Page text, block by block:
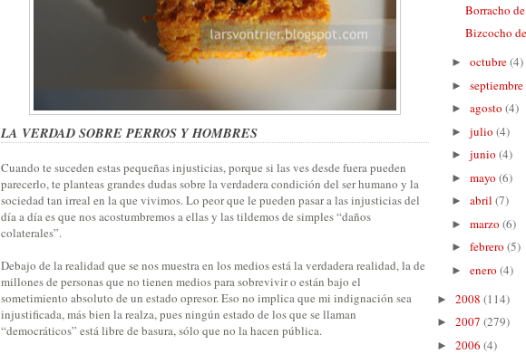
LA VERDAD SOBRE PERROS Y HOMBRES
Cuando te suceden estas pequeñas injusticias, porque si las ves desde fuera pueden
parecerlo, te planteas grandes dudas sobre la verdadera condición del ser humano y la
sociedad tan irreal en la que vivimos. Lo peor que le pueden pasar a las injusticias del
día a día es que nos acostumbremos a ellas y las tildemos de simples “daños
colaterales”.
Debajo de la realidad que se nos muestra en los medios está la verdadera realidad, la de
millones de personas que no tienen medios para sobrevivir o están bajo el
sometimiento absoluto de un estado opresor. Eso no implica que mi indignación sea
injustificada, más bien la realza, pues ningún estado de los que se llaman
“democráticos” está libre de basura, sólo que no la hacen pública.
Borracho
Bizcocho
► octubre(4)
► septiembre
► agosto (4)
► julio (4)
► junio (4)
► mayo (6)
► abril (7)
► marzo (6)
► febrero (5)
► enero (4)
► 2008 (114)
► 2007 (279)
► 2006 (4)